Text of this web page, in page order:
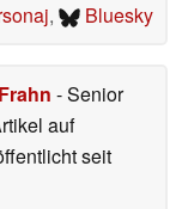
, Bluesky
- Senior
auf
seit